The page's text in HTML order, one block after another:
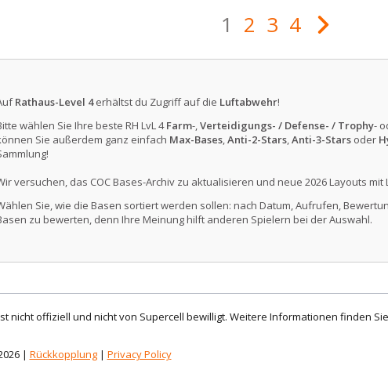
1 2 3 4
Rathaus-Level 4erhältst du Zugriff auf die Luftabwehr!
wählen Sie Ihre beste RH LvL 4Farm-,Verteidigungs- / Defense- / Trophy-
Sie außerdem ganz einfach Max-Bases,Anti-2-Stars,Anti-3-Starsoder
versuchen, das COC Bases-Archiv zu aktualisieren und neue 2026 Layouts
Sie, wie die Basen sortiert werden sollen: nach Datum, Aufrufen,
zu bewerten, denn Ihre Meinung hilft anderen Spielern bei der Auswahl.
nicht offiziell und nicht von Supercell bewilligt. Weitere Informationen finden
| Rückkopplung| Privacy Policy